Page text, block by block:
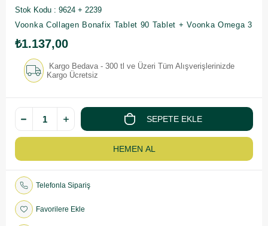
Stok Kodu
9624 + 2239
Voonka Collagen Bonafix Tablet 90 Tablet + Voonka Omega 3
₺1.137,00
Kargo Bedava - 300 tl ve Üzeri Tüm Alışverişlerinizde
Kargo Ücretsiz
Telefonla Sipariş
Favorilere Ekle